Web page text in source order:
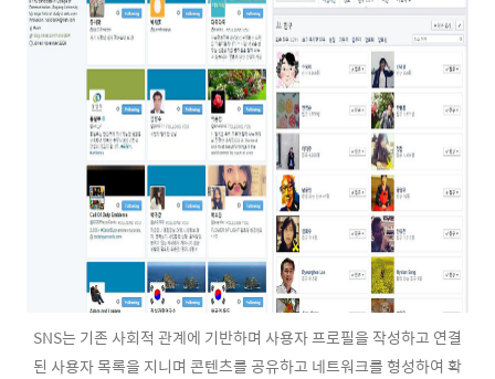
SNS는 기존 사회적 관계에 기반하며 사용자 프로필을 작성하고 연결
된 사용자 목록을 지니며 콘텐츠를 공유하고 네트워크를 형성하여 확